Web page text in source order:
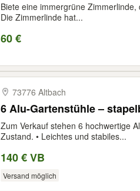
Biete eine immergrüne
Die Zimmerlinde hat...
60 €
73776 Altbach
6 Alu-Gartenstühle –
Zum Verkauf stehen 6 hochwertige
Zustand. • Leichtes und stabiles...
140 € VB
Versand möglich